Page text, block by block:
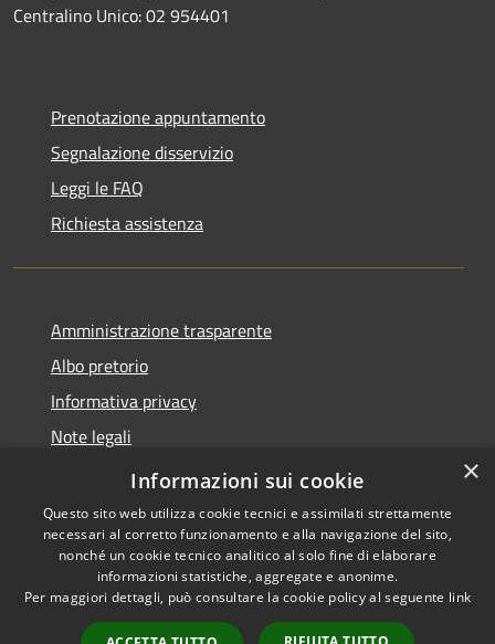
Centralino Unico: 02 954401
Prenotazione appuntamento
Segnalazione disservizio
Leggi le FAQ
Richiesta assistenza
Amministrazione trasparente
Albo pretorio
Informativa privacy
Note legali
Dichiarazione di accessibilità
Accessibilità
Copyright © 2026 • Comune di
Cassina de' Pecchi • Powered
byMunicipium Accesso
×
Informazioni sui cookie
Questo sito web utilizza cookie tecnici e assimilati strettamente
necessari al corretto funzionamento e alla navigazione del sito,
nonché un cookie tecnico analitico al solo fine di elaborare
informazioni statistiche, aggregate e anonime.
Per maggiori dettagli, può consultare la cookie policy al seguente link